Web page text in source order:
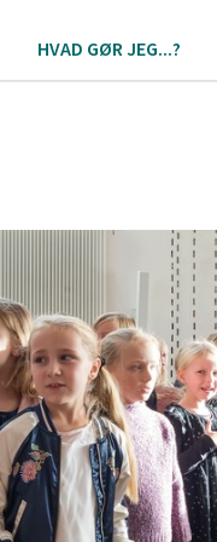
HVAD GØR JEG...?